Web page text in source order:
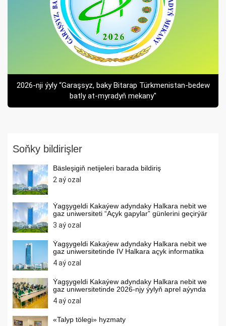
2026-nji ýyly “Garaşsyz, baky Bitarap Türkmenistan-bedew
batly at-myradyň mekany"
Soňky bildirişler
Bäsleşigiň netijeleri barada bildiriş
2 aý ozal
Ýagşygeldi Kakaýew adyndaky Halkara nebit we
gaz uniwersiteti “Açyk gapylar” günlerini geçirýär
3 aý ozal
Ýagşygeldi Kakaýew adyndaky Halkara nebit we
gaz uniwersitetinde IV Halkara açyk informatika
internet olimpiadasy geçirilýär
4 aý ozal
Ýagşygeldi Kakaýew adyndaky Halkara nebit we
gaz uniwersitetinde 2026-njy ýylyň aprel aýynda
umumybilim berýän orta mekdepleriň
okuwçylarynyň arasynda matematika, himiýa,
geçirilýär
4 aý ozal
«Talyp tölegi» hyzmaty